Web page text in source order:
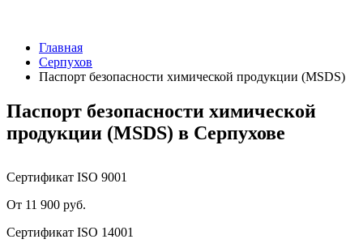
Главная
Серпухов
Паспорт безопасности химической продукции (MSDS)
Паспорт безопасности химической
продукции (MSDS) в Серпухове
Сертификат ISO 9001
От 11 900 руб.
Сертификат ISO 14001